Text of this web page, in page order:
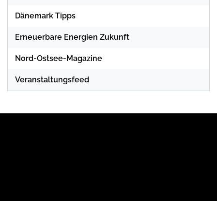
Dänemark Tipps
Erneuerbare Energien Zukunft
Nord-Ostsee-Magazine
Veranstaltungsfeed